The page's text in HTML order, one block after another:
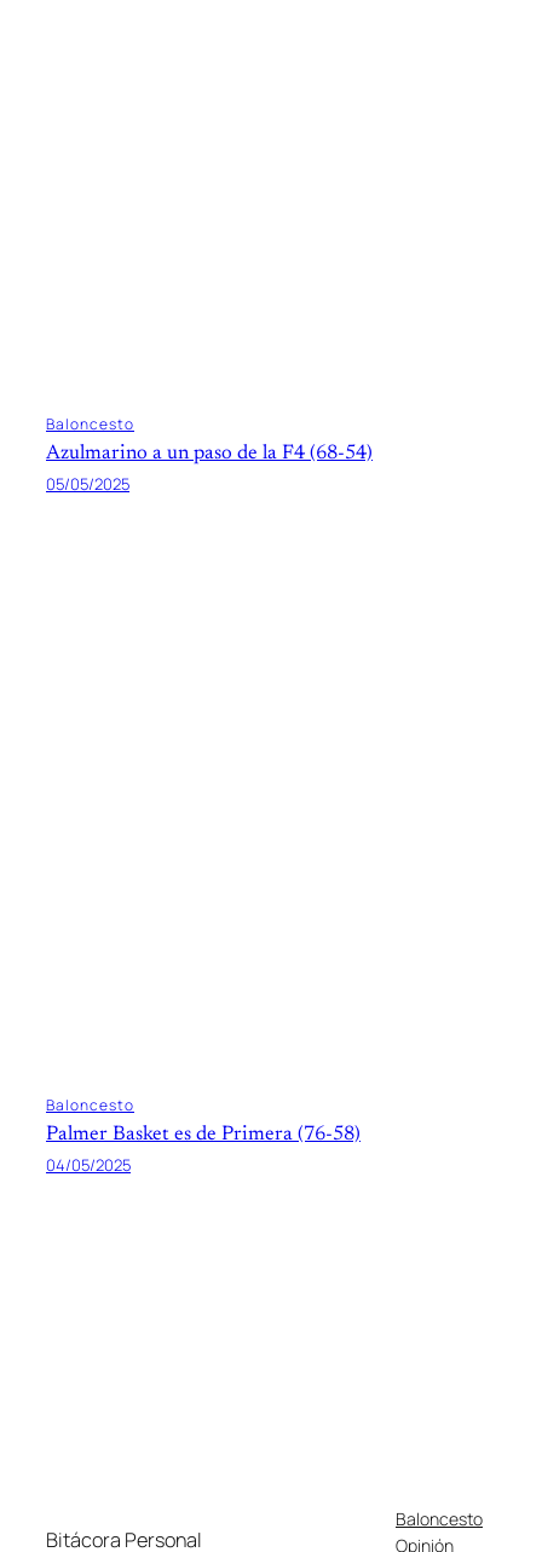
Baloncesto
Azulmarino a un paso de la F4 (68-54)
05/05/2025
Baloncesto
Palmer Basket es de Primera (76-58)
04/05/2025
Bitácora Personal
Baloncesto
Opinión